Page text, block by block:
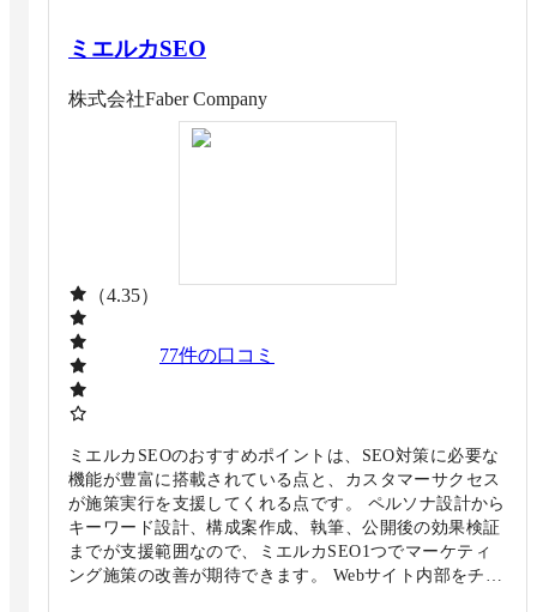
ミエルカSEO
株式会社Faber Company
（4.35）
77件の口コミ
ミエルカSEOのおすすめポイントは、SEO対策に必要な
機能が豊富に搭載されている点と、カスタマーサクセス
が施策実行を支援してくれる点です。 ペルソナ設計から
キーワード設計、構成案作成、執筆、公開後の効果検証
までが支援範囲なので、ミエルカSEO1つでマーケティ
ング施策の改善が期待できます。 Webサイト内部をチェ